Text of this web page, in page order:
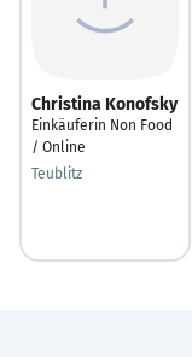
Christina Konofsky
Einkäuferin Non Food
/ Online
Teublitz